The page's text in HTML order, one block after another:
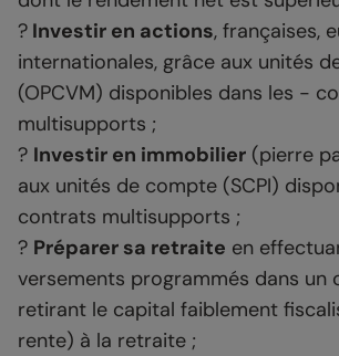
? Investir en actions, françaises,
internationales, grâce aux unités
(OPCVM) disponibles dans les -
multisupports ;
? Investir en immobilier (pierre
aux unités de compte (SCPI)
contrats multisupports ;
? Préparer sa retraite en
versements programmés dans un
retirant le capital faiblement
rente) à la retraite ;